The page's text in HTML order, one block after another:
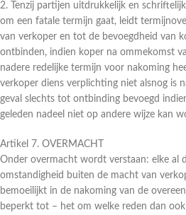
2. Tenzij partijen uitdrukkelijk en
om een fatale termijn gaat, leidt
van verkoper en tot de bevoegdheid van
ontbinden, indien koper na ommekomst
nadere redelijke termijn voor nakoming
verkoper diens verplichting niet alsnog is
geval slechts tot ontbinding bevoegd
geleden nadeel niet op andere wijze kan
Artikel 7. OVERMACHT
Onder overmacht wordt verstaan: elke al
omstandigheid buiten de macht van
bemoeilijkt in de nakoming van de
beperkt tot – het om welke reden dan